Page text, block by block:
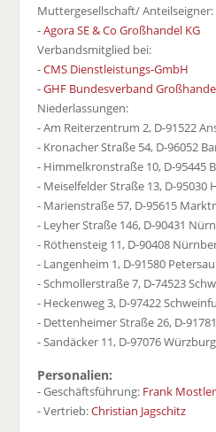
Muttergesellschaft/ Anteilseigner:
-Agora SE & Co Großhandel KG
Verbandsmitglied bei:
-CMS Dienstleistungs-GmbH
-GHF Bundesverband
Niederlassungen:
- Am Reiterzentrum 2, D-91522
- Kronacher Straße 54, D-96052
- Himmelkronstraße 10, D-95445
- Meiselfelder Straße 13, D-95030
- Marienstraße 57, D-95615
- Leyher Straße 146, D-90431
- Röthensteig 11, D-90408
- Langenheim 1, D-91580
- Schmollerstraße 7, D-74523
- Heckenweg 3, D-97422
- Dettenheimer Straße 26, D-
- Sandäcker 11, D-97076 Würzburg
Personalien:
- Geschäftsführung: Frank Mostler
- Vertrieb:Christian Jagschitz